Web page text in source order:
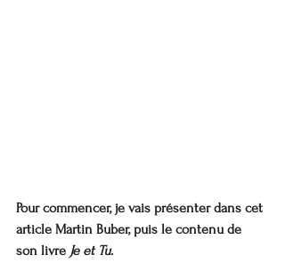
Pour commencer, je vais présenter dans cet
article Martin Buber, puis le contenu de
son livre Je et Tu.